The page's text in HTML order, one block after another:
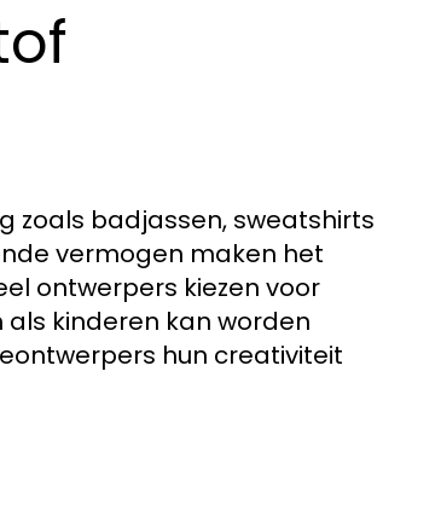
zoals badjassen, sweatshirts
vermogen maken het
ontwerpers kiezen voor
kinderen kan worden
hun creativiteit